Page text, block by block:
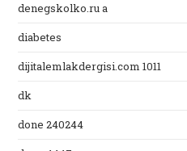
denegskolko.ru a
diabetes
dijitalemlakdergisi.com 1011
dk
done 240244